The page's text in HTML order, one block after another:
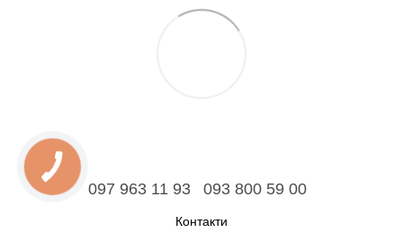
097 963 11 93 093 800 59 00
Контакти